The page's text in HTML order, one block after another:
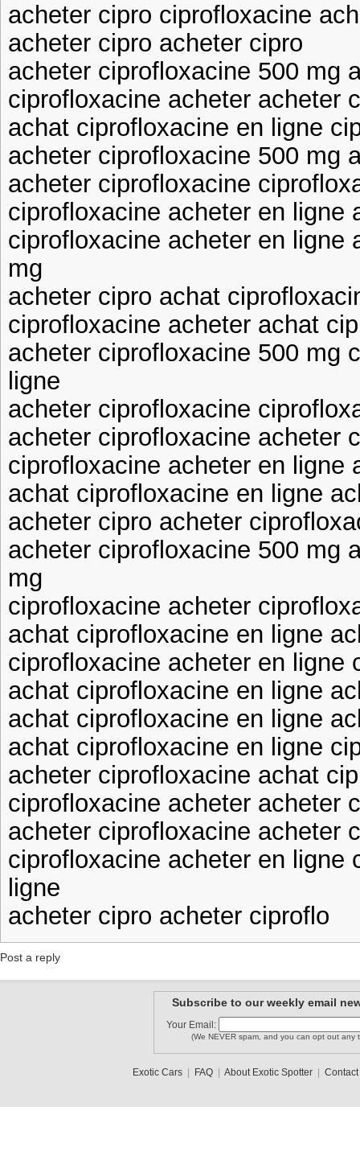
acheter cipro ciprofloxacine
acheter cipro acheter cipro
acheter ciprofloxacine 500 mg
ciprofloxacine acheter acheter
achat ciprofloxacine en ligne
acheter ciprofloxacine 500 mg
acheter ciprofloxacine
ciprofloxacine acheter en ligne
ciprofloxacine acheter en ligne
mg
acheter cipro achat
ciprofloxacine acheter achat
acheter ciprofloxacine 500 mg
ligne
acheter ciprofloxacine
acheter ciprofloxacine acheter
ciprofloxacine acheter en ligne
achat ciprofloxacine en ligne
acheter cipro acheter
acheter ciprofloxacine 500 mg
mg
ciprofloxacine acheter
achat ciprofloxacine en ligne
ciprofloxacine acheter en ligne
achat ciprofloxacine en ligne
achat ciprofloxacine en ligne
achat ciprofloxacine en ligne
acheter ciprofloxacine achat
ciprofloxacine acheter acheter
acheter ciprofloxacine acheter
ciprofloxacine acheter en ligne
ligne
acheter cipro acheter ciproflo
Post a reply
Subscribe to our weekly email
Your Email:
(We NEVER spam, and you can opt out any
Exotic Cars| FAQ| About Exotic Spotter| Contact